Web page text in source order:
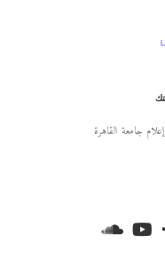
جامعة القاهرة